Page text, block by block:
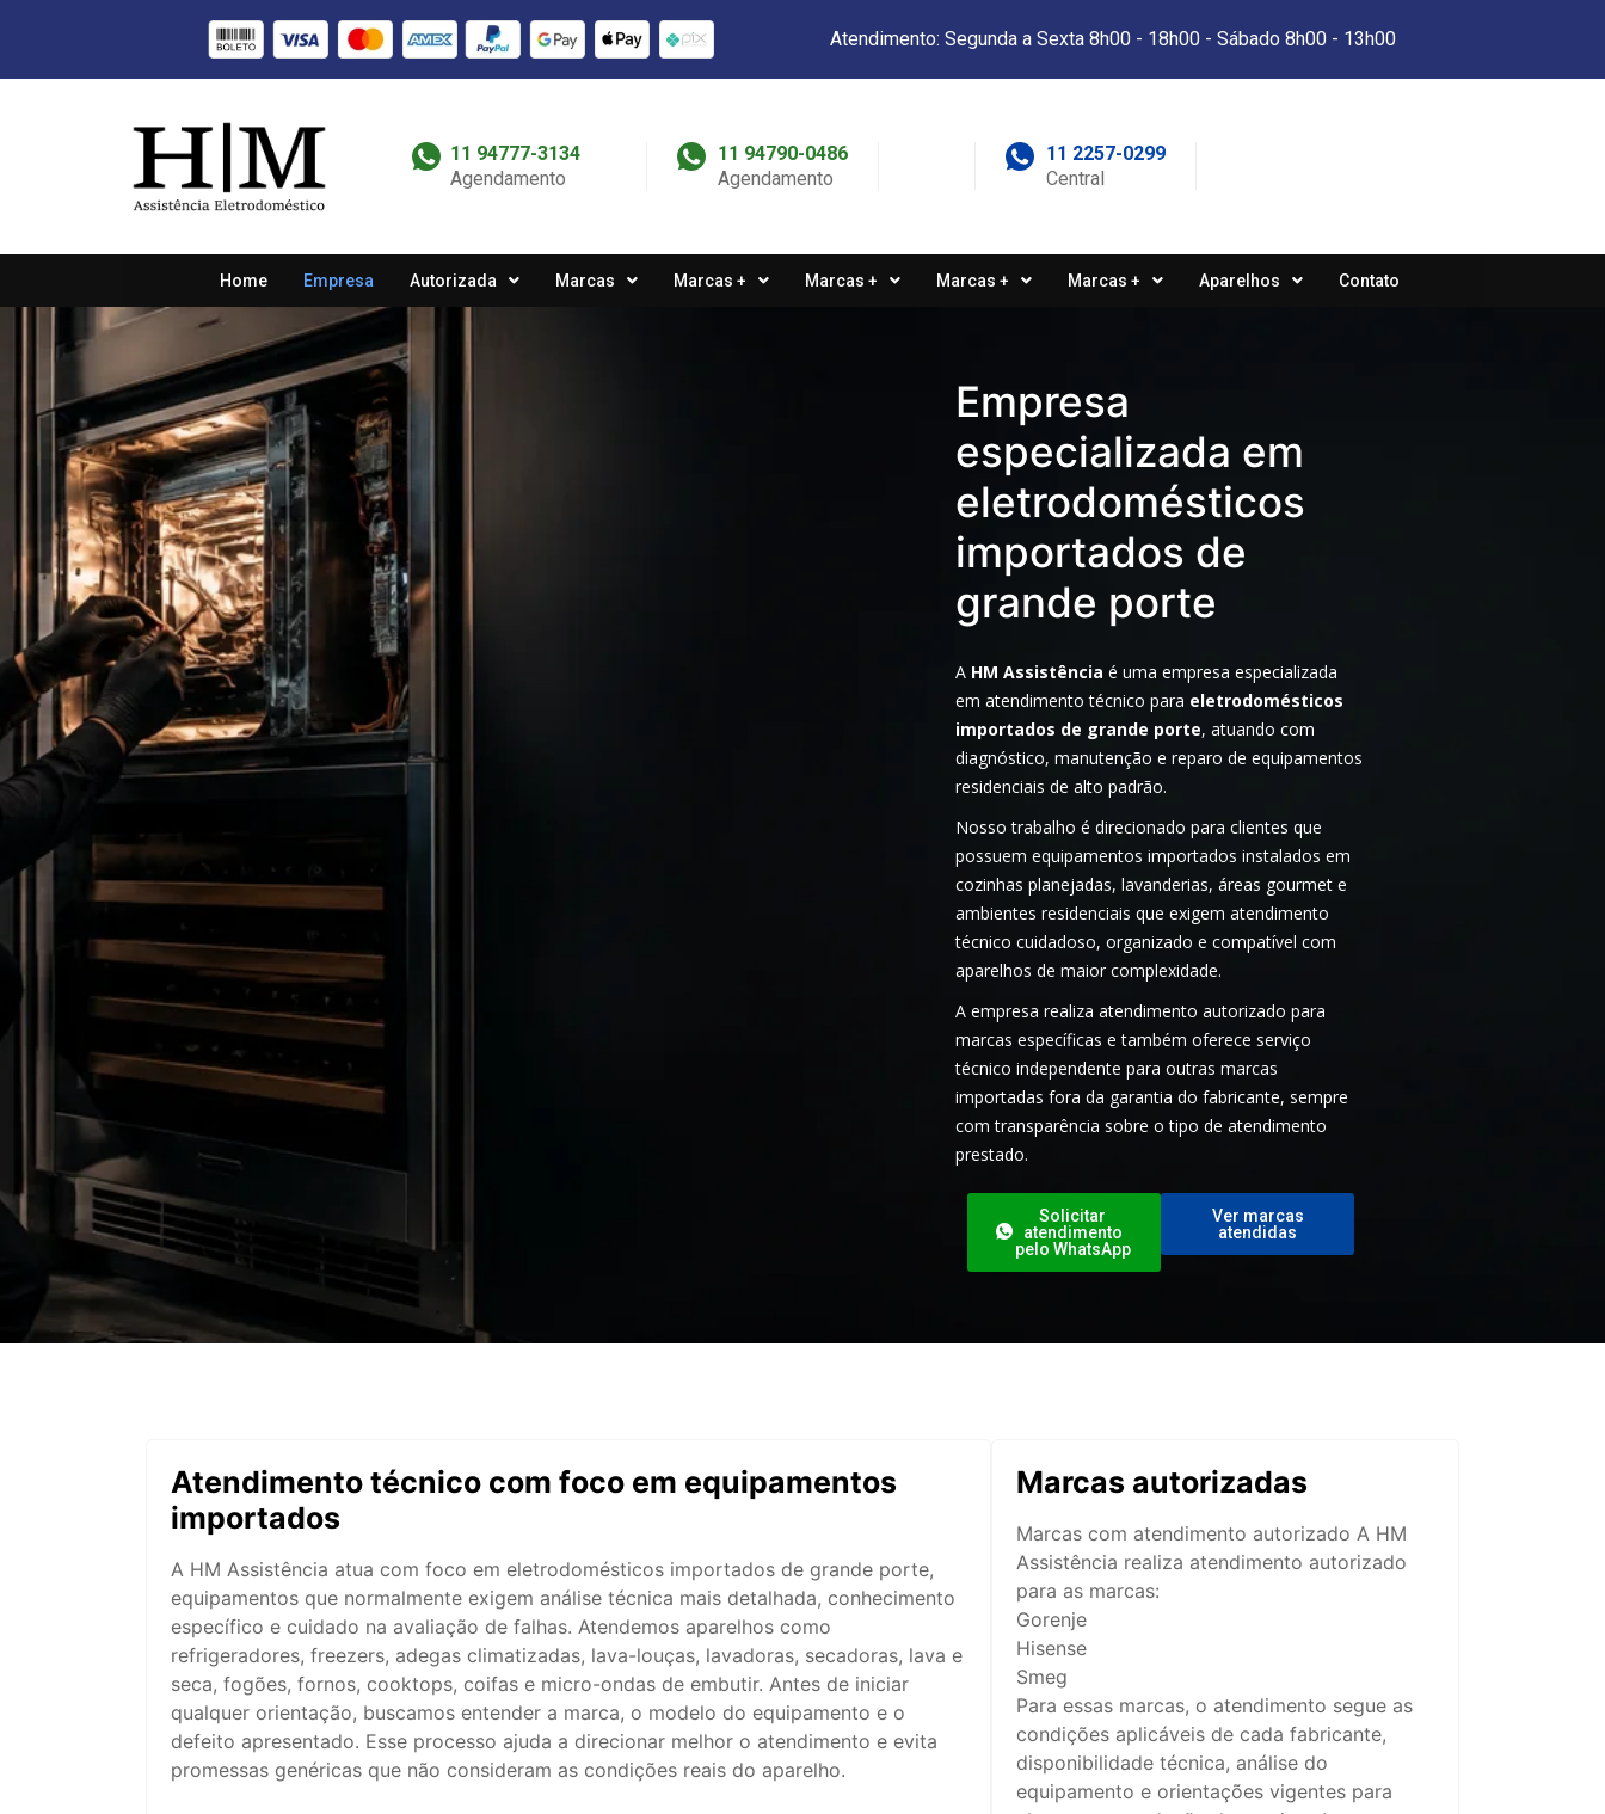
Atendimento: Segunda a Sexta 8h00 - 18h00 - Sábado 8h00 - 13h00
11 94777-3134
Agendamento
11 94790-0486
Agendamento
11 2257-0299
Central
Home Empresa Autorizada Marcas Marcas + Marcas + Marcas + Marcas + Aparelhos Contato
Empresa
especializada em
eletrodomésticos
importados de
grande porte
A HM Assistência é uma empresa especializada
em atendimento técnico para eletrodomésticos
importados de grande porte, atuando com
diagnóstico, manutenção e reparo de equipamentos
residenciais de alto padrão.
Nosso trabalho é direcionado para clientes que
possuem equipamentos importados instalados em
cozinhas planejadas, lavanderias, áreas gourmet e
ambientes residenciais que exigem atendimento
técnico cuidadoso, organizado e compatível com
aparelhos de maior complexidade.
A empresa realiza atendimento autorizado para
marcas específicas e também oferece serviço
técnico independente para outras marcas
importadas fora da garantia do fabricante, sempre
com transparência sobre o tipo de atendimento
prestado.
Solicitar
atendimento
pelo WhatsApp
Ver marcas
atendidas
Atendimento técnico com foco em equipamentos
importados
A HM Assistência atua com foco em eletrodomésticos importados de grande porte,
equipamentos que normalmente exigem análise técnica mais detalhada, conhecimento
específico e cuidado na avaliação de falhas. Atendemos aparelhos como
refrigeradores, freezers, adegas climatizadas, lava-louças, lavadoras, secadoras, lava e
seca, fogões, fornos, cooktops, coifas e micro-ondas de embutir. Antes de iniciar
qualquer orientação, buscamos entender a marca, o modelo do equipamento e o
defeito apresentado. Esse processo ajuda a direcionar melhor o atendimento e evita
promessas genéricas que não consideram as condições reais do aparelho.
Marcas autorizadas
Marcas com atendimento autorizado A HM
Assistência realiza atendimento autorizado
para as marcas:
Gorenje
Hisense
Smeg
Para essas marcas, o atendimento segue as
condições aplicáveis de cada fabricante,
disponibilidade técnica, análise do
equipamento e orientações vigentes para